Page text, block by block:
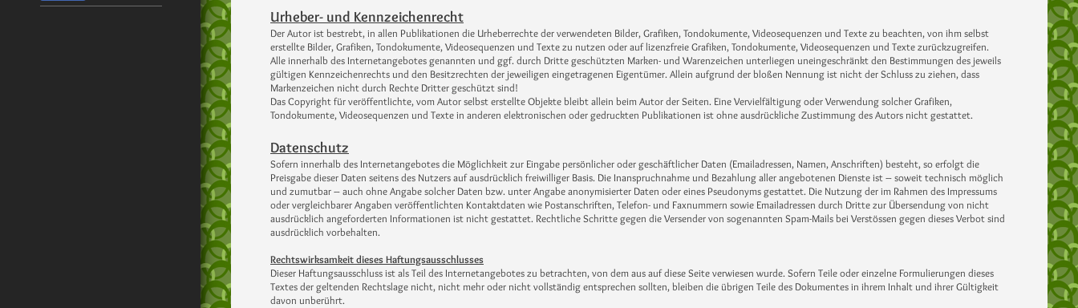
Urheber- und Kennzeichenrecht
Der Autor ist bestrebt, in allen Publikationen die Urheberrechte der verwendeten Bilder, Grafiken, Tondokumente, Videosequenzen und Texte zu beachten, von ihm selbst
erstellte Bilder, Grafiken, Tondokumente, Videosequenzen und Texte zu nutzen oder auf lizenzfreie Grafiken, Tondokumente, Videosequenzen und Texte zurückzugreifen.
Alle innerhalb des Internetangebotes genannten und ggf. durch Dritte geschützten Marken- und Warenzeichen unterliegen uneingeschränkt den Bestimmungen des jeweils
gültigen Kennzeichenrechts und den Besitzrechten der jeweiligen eingetragenen Eigentümer. Allein aufgrund der bloßen Nennung ist nicht der Schluss zu ziehen, dass
Markenzeichen nicht durch Rechte Dritter geschützt sind!
Das Copyright für veröffentlichte, vom Autor selbst erstellte Objekte bleibt allein beim Autor der Seiten. Eine Vervielfältigung oder Verwendung solcher Grafiken,
Tondokumente, Videosequenzen und Texte in anderen elektronischen oder gedruckten Publikationen ist ohne ausdrückliche Zustimmung des Autors nicht gestattet.
Datenschutz
Sofern innerhalb des Internetangebotes die Möglichkeit zur Eingabe persönlicher oder geschäftlicher Daten (Emailadressen, Namen, Anschriften) besteht, so erfolgt die
Preisgabe dieser Daten seitens des Nutzers auf ausdrücklich freiwilliger Basis. Die Inanspruchnahme und Bezahlung aller angebotenen Dienste ist – soweit technisch möglich
und zumutbar – auch ohne Angabe solcher Daten bzw. unter Angabe anonymisierter Daten oder eines Pseudonyms gestattet. Die Nutzung der im Rahmen des Impressums
oder vergleichbarer Angaben veröffentlichten Kontaktdaten wie Postanschriften, Telefon- und Faxnummern sowie Emailadressen durch Dritte zur Übersendung von nicht
ausdrücklich angeforderten Informationen ist nicht gestattet. Rechtliche Schritte gegen die Versender von sogenannten Spam-Mails bei Verstössen gegen dieses Verbot sind
ausdrücklich vorbehalten.
Rechtswirksamkeit dieses Haftungsausschlusses
Dieser Haftungsausschluss ist als Teil des Internetangebotes zu betrachten, von dem aus auf diese Seite verwiesen wurde. Sofern Teile oder einzelne Formulierungen dieses
Textes der geltenden Rechtslage nicht, nicht mehr oder nicht vollständig entsprechen sollten, bleiben die übrigen Teile des Dokumentes in ihrem Inhalt und ihrer Gültigkeit
davon unberührt.